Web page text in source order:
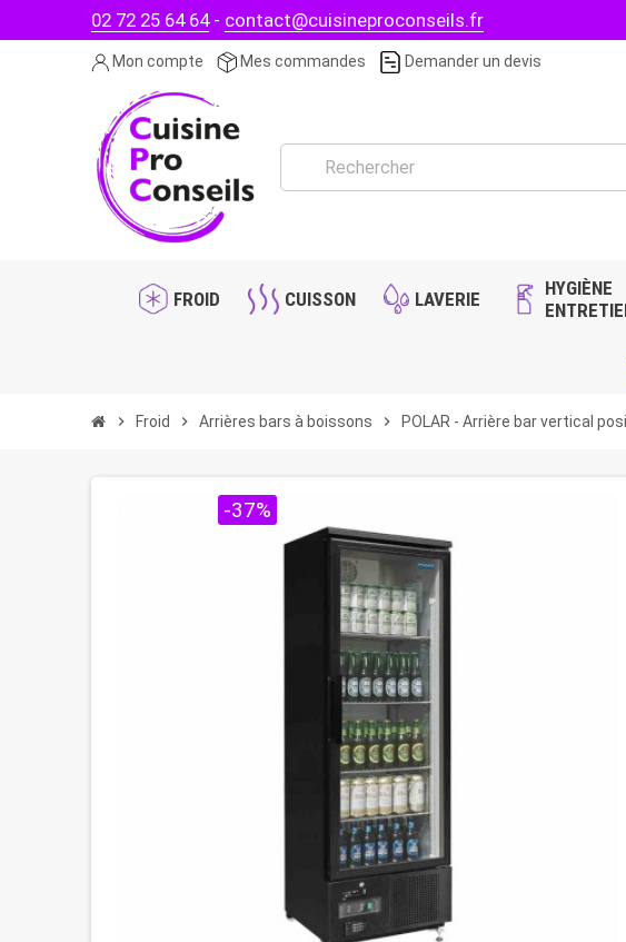
02 72 25 64 64- contact@cuisineproconseils.fr
Mon compte Mes commandes Demander un devis
FROID CUISSON LAVERIE
HYGIÈNE
chevron_right Froid chevron_right Arrières bars à boissons chevron_right POLAR - Arrière bar vertical
-37%